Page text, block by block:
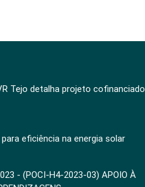
Tejo detalha projeto cofinanciado
eficiência na energia solar
- (POCI-H4-2023-03) APOIO À